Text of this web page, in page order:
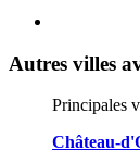
Autres villes
Principales
Château-